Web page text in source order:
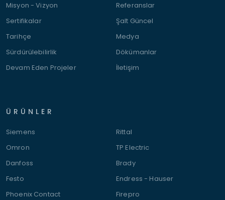
Misyon - Vizyon
Sertifikalar
Tarihçe
Sürdürülebilirlik
Devam Eden Projeler
Referanslar
Şalt Güncel
Medya
Dökümanlar
İletişim
ÜRÜNLER
Siemens
Omron
Danfoss
Festo
Phoenix Contact
Rittal
TP Electric
Brady
Endress - Hauser
Firepro